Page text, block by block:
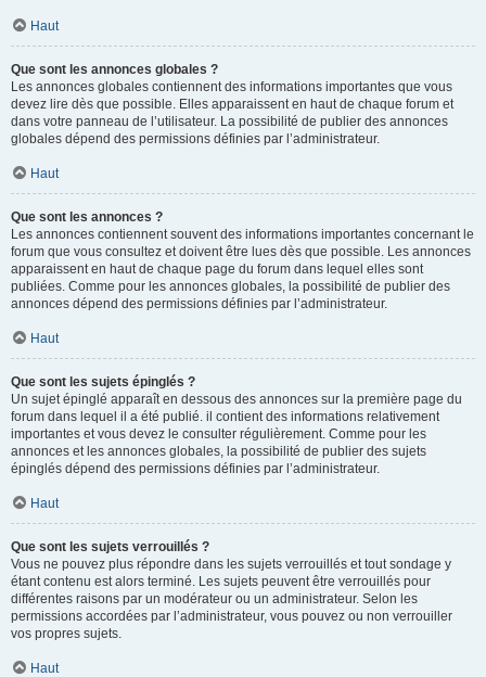
Haut
Que sont les annonces globales ?
Les annonces globales contiennent des informations importantes que vous
devez lire dès que possible. Elles apparaissent en haut de chaque forum et
dans votre panneau de l’utilisateur. La possibilité de publier des annonces
globales dépend des permissions définies par l’administrateur.
Haut
Que sont les annonces ?
Les annonces contiennent souvent des informations importantes concernant le
forum que vous consultez et doivent être lues dès que possible. Les annonces
apparaissent en haut de chaque page du forum dans lequel elles sont
publiées. Comme pour les annonces globales, la possibilité de publier des
annonces dépend des permissions définies par l’administrateur.
Haut
Que sont les sujets épinglés ?
Un sujet épinglé apparaît en dessous des annonces sur la première page du
forum dans lequel il a été publié. il contient des informations relativement
importantes et vous devez le consulter régulièrement. Comme pour les
annonces et les annonces globales, la possibilité de publier des sujets
épinglés dépend des permissions définies par l’administrateur.
Haut
Que sont les sujets verrouillés ?
Vous ne pouvez plus répondre dans les sujets verrouillés et tout sondage y
étant contenu est alors terminé. Les sujets peuvent être verrouillés pour
différentes raisons par un modérateur ou un administrateur. Selon les
permissions accordées par l’administrateur, vous pouvez ou non verrouiller
vos propres sujets.
Haut